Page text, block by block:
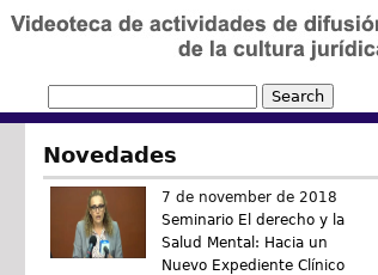
Novedades
7 de november de 2018
Seminario El derecho y la
Salud Mental: Hacia un
Nuevo Expediente Clínico